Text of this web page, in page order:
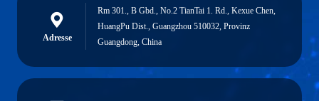
Adresse
Rm 301., B Gbd., No.2 TianTai 1. Rd., Kexue Chen,
HuangPu Dist., Guangzhou 510032, Provinz
Guangdong, China